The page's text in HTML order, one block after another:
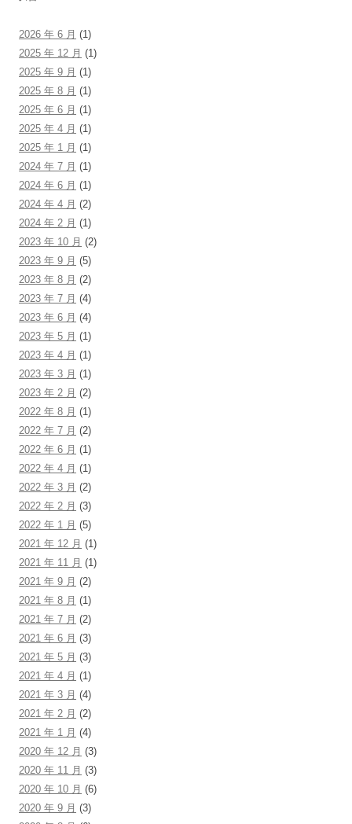
2026 年 6 月 (1)
2025 年 12 月 (1)
2025 年 9 月 (1)
2025 年 8 月 (1)
2025 年 6 月 (1)
2025 年 4 月 (1)
2025 年 1 月 (1)
2024 年 7 月 (1)
2024 年 6 月 (1)
2024 年 4 月 (2)
2024 年 2 月 (1)
2023 年 10 月 (2)
2023 年 9 月 (5)
2023 年 8 月 (2)
2023 年 7 月 (4)
2023 年 6 月 (4)
2023 年 5 月 (1)
2023 年 4 月 (1)
2023 年 3 月 (1)
2023 年 2 月 (2)
2022 年 8 月 (1)
2022 年 7 月 (2)
2022 年 6 月 (1)
2022 年 4 月 (1)
2022 年 3 月 (2)
2022 年 2 月 (3)
2022 年 1 月 (5)
2021 年 12 月 (1)
2021 年 11 月 (1)
2021 年 9 月 (2)
2021 年 8 月 (1)
2021 年 7 月 (2)
2021 年 6 月 (3)
2021 年 5 月 (3)
2021 年 4 月 (1)
2021 年 3 月 (4)
2021 年 2 月 (2)
2021 年 1 月 (4)
2020 年 12 月 (3)
2020 年 11 月 (3)
2020 年 10 月 (6)
2020 年 9 月 (3)